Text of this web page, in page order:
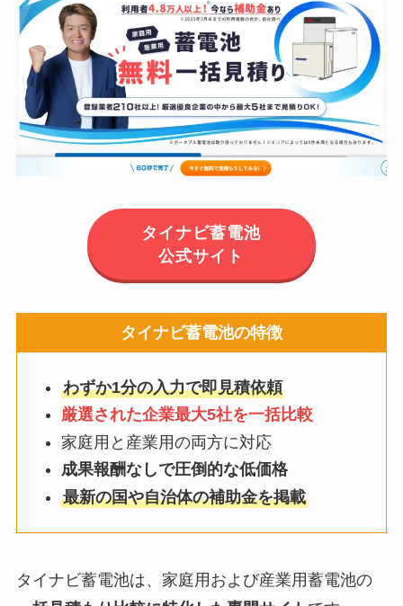
タイナビ蓄電池
公式サイト
タイナビ蓄電池の特徴
わずか1分の入力で即見積依頼
厳選された企業最大5社を一括比較
家庭用と産業用の両方に対応
成果報酬なしで圧倒的な低価格
最新の国や自治体の補助金を掲載
タイナビ蓄電池は、家庭用および産業用蓄電池の